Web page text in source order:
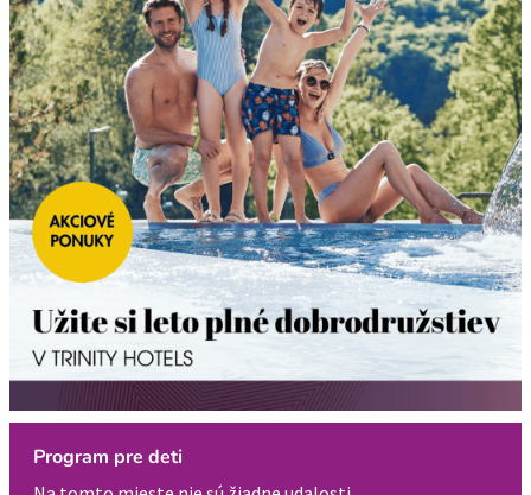
Program pre deti